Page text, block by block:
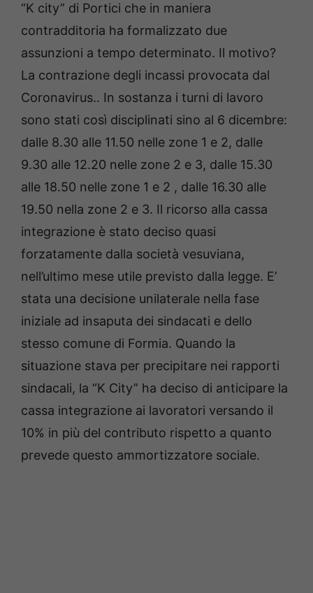
“K city” di Portici che in maniera
contradditoria ha formalizzato due
assunzioni a tempo determinato. Il motivo?
La contrazione degli incassi provocata dal
Coronavirus.. In sostanza i turni di lavoro
sono stati così disciplinati sino al 6 dicembre:
dalle 8.30 alle 11.50 nelle zone 1 e 2, dalle
9.30 alle 12.20 nelle zone 2 e 3, dalle 15.30
alle 18.50 nelle zone 1 e 2 , dalle 16.30 alle
19.50 nella zone 2 e 3. Il ricorso alla cassa
integrazione è stato deciso quasi
forzatamente dalla società vesuviana,
nell’ultimo mese utile previsto dalla legge. E’
stata una decisione unilaterale nella fase
iniziale ad insaputa dei sindacati e dello
stesso comune di Formia. Quando la
situazione stava per precipitare nei rapporti
sindacali, la “K City” ha deciso di anticipare la
cassa integrazione ai lavoratori versando il
10% in più del contributo rispetto a quanto
prevede questo ammortizzatore sociale.